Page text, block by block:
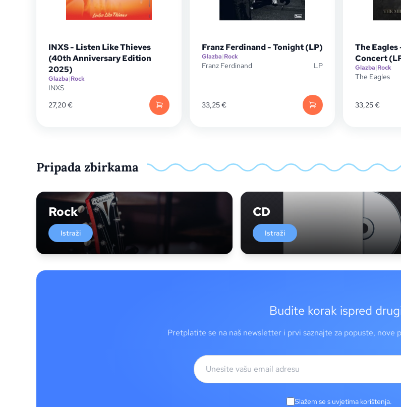
INXS - Listen Like Thieves
(40th Anniversary Edition
2025)
Glazba|Rock
INXS
27,20€
Franz Ferdinand - Tonight (LP)
Glazba|Rock
Franz Ferdinand LP
33,25€
The
Concert
Glazba|Rock
The Eagles
33,25€
Pripada zbirkama
Rock
Istraži
CD
Istraži
Budite korak ispred
Pretplatite se na naš newsletter i prvi saznajte za popuste, nove
Slažem se s uvjetima korištenja.